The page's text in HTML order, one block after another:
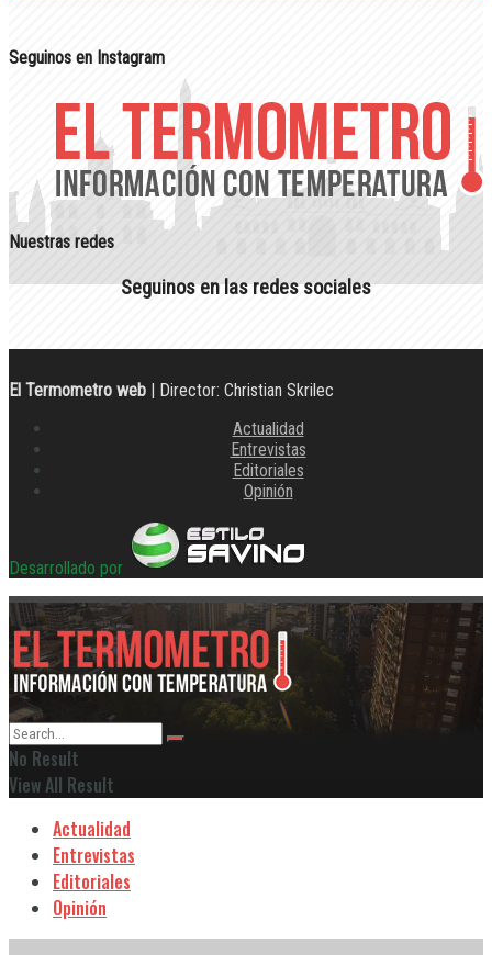
Seguinos en Instagram
Nuestras redes
Seguinos en las redes sociales
El Termometro web | Director: Christian Skrilec
Actualidad
Entrevistas
Editoriales
Opinión
Desarrollado por
No Result
View All Result
Actualidad
Entrevistas
Editoriales
Opinión